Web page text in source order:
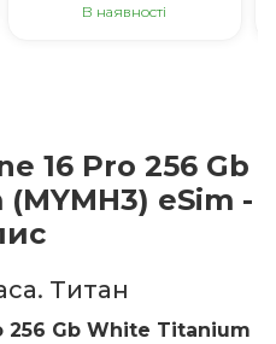
В наявності
16 Pro 256 Gb
eSim -
Титан
256 Gb White Titanium